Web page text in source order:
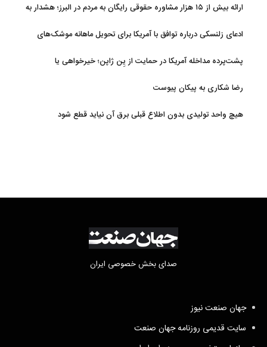
ارائه بیش از ۱۵ هزار مشاوره حقوقی رایگان به مردم در البرز؛ هشدار به
ادعای زلنسکی درباره توافق با آمریکا برای تحویل ماهانه موشک‌های
پشت‌پرده مداخله آمریکا در حمایت از یِن ژاپن؛ خیرخواهی یا
رضا شکاری به پیکان پیوست
هیچ واحد تولیدی بدون اطلاع قبلی برق آن نیاید قطع شود
صدای بخش خصوصی ایران
جهان صنعت نیوز
سایت قدیمی روزنامه جهان صنعت